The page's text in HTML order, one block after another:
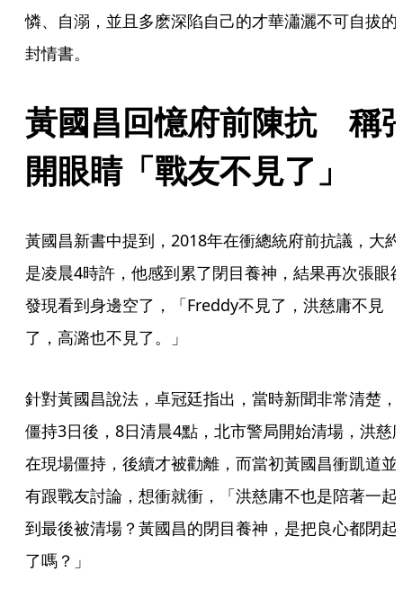
憐、自溺，並且多麽深陷自己的才華瀟灑不可自拔的
封情書。
黃國昌回憶府前陳抗　稱
開眼睛「戰友不見了」
黃國昌新書中提到，2018年在衝總統府前抗議，大約
是凌晨4時許，他感到累了閉目養神，結果再次張眼
發現看到身邊空了，「Freddy不見了，洪慈庸不見
了，高潞也不見了。」
針對黃國昌說法，卓冠廷指出，當時新聞非常清楚，
僵持3日後，8日清晨4點，北市警局開始清場，洪慈
在現場僵持，後續才被勸離，而當初黃國昌衝凱道並
有跟戰友討論，想衝就衝，「洪慈庸不也是陪著一起
到最後被清場？黃國昌的閉目養神，是把良心都閉起
了嗎？」